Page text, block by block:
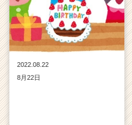
2022.08.22
8月22日